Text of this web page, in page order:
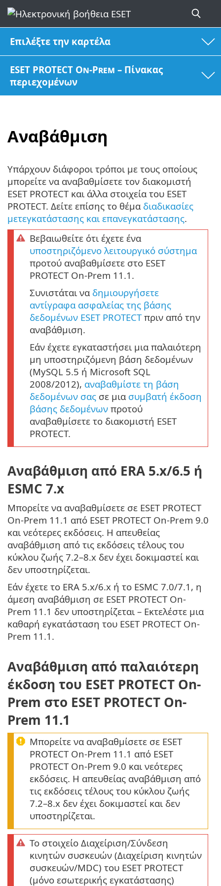
Επιλέξτε την καρτέλα
ESET PROTECT On-Prem – Πίνακας
περιεχομένων
Αναβάθμιση
Υπάρχουν διάφοροι τρόποι με τους οποίους
μπορείτε να αναβαθμίσετε τον διακομιστή
ESET PROTECT και άλλα στοιχεία του ESET
PROTECT. Δείτε επίσης το θέμα διαδικασίες
μετεγκατάστασης και επανεγκατάστασης.
Βεβαιωθείτε ότι έχετε ένα
υποστηριζόμενο λειτουργικό σύστημα
προτού αναβαθμίσετε στο ESET
PROTECT On-Prem 11.1.
Συνιστάται να δημιουργήσετε
αντίγραφα ασφαλείας της βάσης
δεδομένων ESET PROTECTπριν από την
αναβάθμιση.
Εάν έχετε εγκαταστήσει μια παλαιότερη
μη υποστηριζόμενη βάση δεδομένων
(MySQL 5.5 ή Microsoft SQL
2008/2012), αναβαθμίστε τη βάση
δεδομένων σας σε μια συμβατή έκδοση
βάσης δεδομένων προτού
αναβαθμίσετε το διακομιστή ESET
PROTECT.
Αναβάθμιση από ERA 5.x/6.5 ή
ESMC 7.x
Μπορείτε να αναβαθμίσετε σε ESET PROTECT
On-Prem 11.1 από ESET PROTECT On-Prem 9.0
και νεότερες εκδόσεις. Η απευθείας
αναβάθμιση από τις εκδόσεις τέλους του
κύκλου ζωής 7.2–8.x δεν έχει δοκιμαστεί και
δεν υποστηρίζεται.
Εάν έχετε το ERA 5.x/6.x ή το ESMC 7.0/7.1, η
άμεση αναβάθμιση σε ESET PROTECT On-
Prem 11.1 δεν υποστηρίζεται – Εκτελέστε μια
καθαρή εγκατάσταση του ESET PROTECT On-
Prem 11.1.
Αναβάθμιση από παλαιότερη
έκδοση του ESET PROTECT On-
Prem στο ESET PROTECT On-
Prem 11.1
Μπορείτε να αναβαθμίσετε σε ESET
PROTECT On-Prem 11.1 από ESET
PROTECT On-Prem 9.0 και νεότερες
εκδόσεις. Η απευθείας αναβάθμιση από
τις εκδόσεις τέλους του κύκλου ζωής
7.2–8.x δεν έχει δοκιμαστεί και δεν
υποστηρίζεται.
Το στοιχείο Διαχείριση/Σύνδεση
κινητών συσκευών (Διαχείριση κινητών
συσκευών/MDC) του ESET PROTECT
(μόνο εσωτερικής εγκατάστασης)